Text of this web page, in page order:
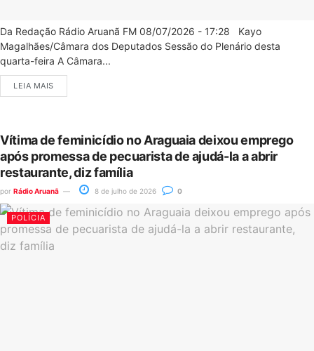
Da Redação Rádio Aruanã FM 08/07/2026 - 17:28 Kayo
Magalhães/Câmara dos Deputados Sessão do Plenário desta
quarta-feira A Câmara...
LEIA MAIS
Vítima de feminicídio no Araguaia deixou emprego
após promessa de pecuarista de ajudá-la a abrir
restaurante, diz família
por Rádio Aruanã 8 de julho de 2026 0
POLÍCIA